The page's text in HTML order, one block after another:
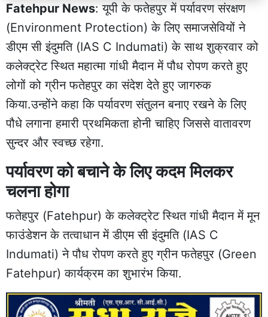
Fatehpur News: यूपी के फतेहपुर में पर्यावरण संरक्षण
(Environment Protection) के लिए समाजसेवियों ने
डीएमसी इंदुमति (IAS C Indumati) के साथ शुक्रवार को
कलेक्ट्रेट स्थित महात्मा गांधी मैदान में पौध रोपण करते हुए
लोगों को ग्रीन फतेहपुर का संदेश देते हुए जागरुक
किया.उन्होंने कहा कि पर्यावरण संतुलन बनाए रखने के लिए
पौधे लगाना हमारी प्रथमिकता होनी चाहिए जिससे वातावरण
सुन्दर और स्वच्छ रहेगा.
पर्यावरण को बचाने के लिए कदम मिलकर
चलना होगा
फतेहपुर (Fatehpur) के कलेक्ट्रेट स्थित गांधी मैदान में मून
फाउंडेशन के तत्वाधान में डीएम सी इंदुमति (IAS C
Indumati) ने पौध रोपण करते हुए ग्रीनफतेहपुर (Green
Fatehpur) कार्यक्रम का शुभारंभ किया.